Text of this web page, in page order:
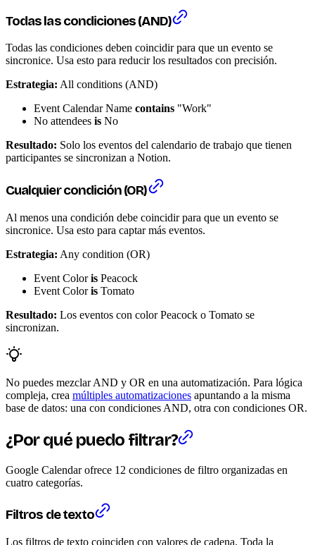
Todas las condiciones (AND)
Todas las condiciones deben coincidir para que un evento se
sincronice. Usa esto para reducir los resultados con precisión.
Estrategia: All conditions (AND)
Event Calendar Name contains "Work"
No attendees is No
Resultado: Solo los eventos del calendario de trabajo que tienen
participantes se sincronizan a Notion.
Cualquier condición (OR)
Al menos una condición debe coincidir para que un evento se
sincronice. Usa esto para captar más eventos.
Estrategia: Any condition (OR)
Event Coloris Peacock
Event Coloris Tomato
Resultado: Los eventos con color Peacock o Tomato se
sincronizan.
No puedes mezclar AND y OR en una automatización. Para lógica
compleja, crea múltiples automatizaciones apuntando a la misma
base de datos: una con condiciones AND, otra con condiciones OR.
¿Por qué puedo filtrar?
Google Calendar ofrece 12 condiciones de filtro organizadas en
cuatro categorías.
Filtros de texto
Los filtros de texto coinciden con valores de cadena. Toda la